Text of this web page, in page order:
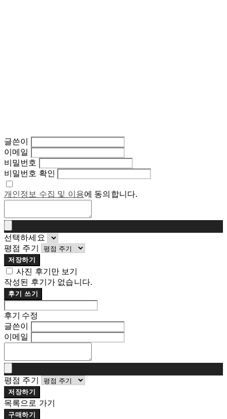
글쓴이
이메일
비밀번호
비밀번호 확인
개인정보 수집 및 이용에 동의합니다.
선택하세요
평점 주기
저장하기
사진 후기만 보기
작성된 후기가 없습니다.
후기 쓰기
후기 수정
글쓴이
이메일
평점 주기
저장하기
목록으로 가기
구매하기